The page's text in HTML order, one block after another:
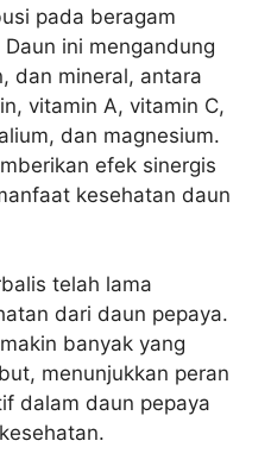
pada beragam
ini mengandung
dan mineral, antara
vitamin A, vitamin C,
dan magnesium.
efek sinergis
kesehatan daun
telah lama
dari daun pepaya.
banyak yang
menunjukkan peran
dalam daun pepaya